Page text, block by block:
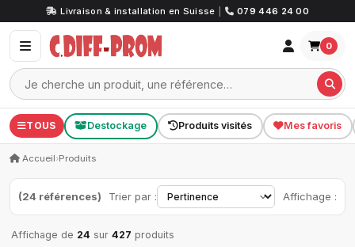
Livraison & installation en Suisse 079 446 24 00
0
TOUS Destockage Produits visités Mes favoris
Accueil›Produits
(24 références) Trier par : Affichage :
Affichage de 24 sur 427 produits